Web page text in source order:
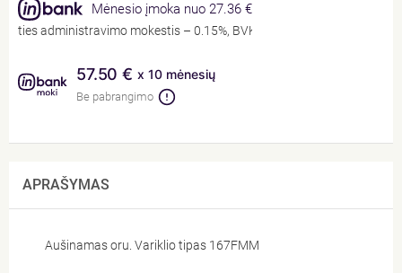
Mėnesio įmoka nuo 27.36 €
mokestis – 0.15%, BVKKMN – 14%, bendra mokėtina
57.50 € x 10 mėnesių
Be pabrangimo
APRAŠYMAS
Aušinamas oru. Variklio tipas 167FMM